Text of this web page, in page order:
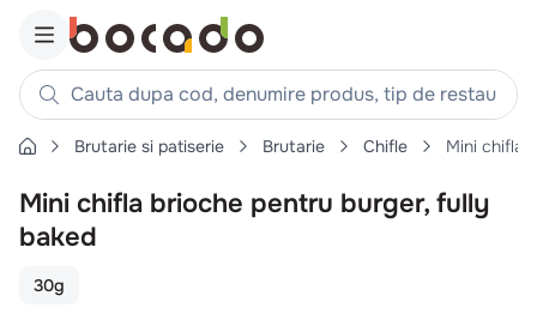
Cauta dupa cod, denumire produs, tip de restaurant,
Căutări populare
1. cartofi
2. piept pui
. pui
Brutarie si patiserie Brutarie Chifle Mini chifla
Mini chifla brioche pentru burger, fully
baked
30g